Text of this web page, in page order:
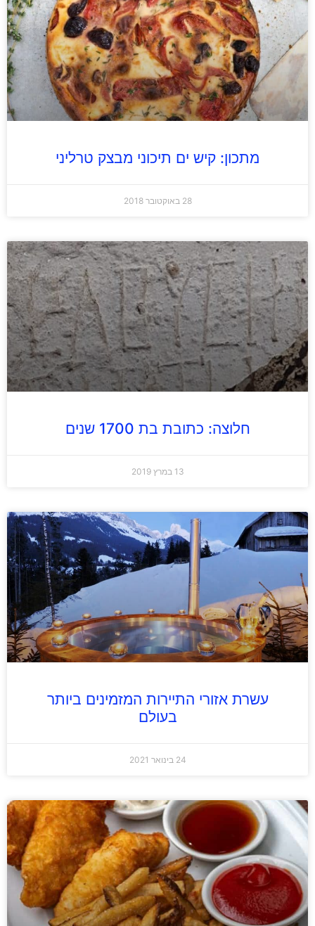
מתכון: קיש ים תיכוני מבצק טרליני
28 באוקטובר 2018
חלוצה: כתובת בת 1700 שנים
13 במרץ 2019
עשרת אזורי התיירות המזמינים ביותר
בעולם
24 בינואר 2021